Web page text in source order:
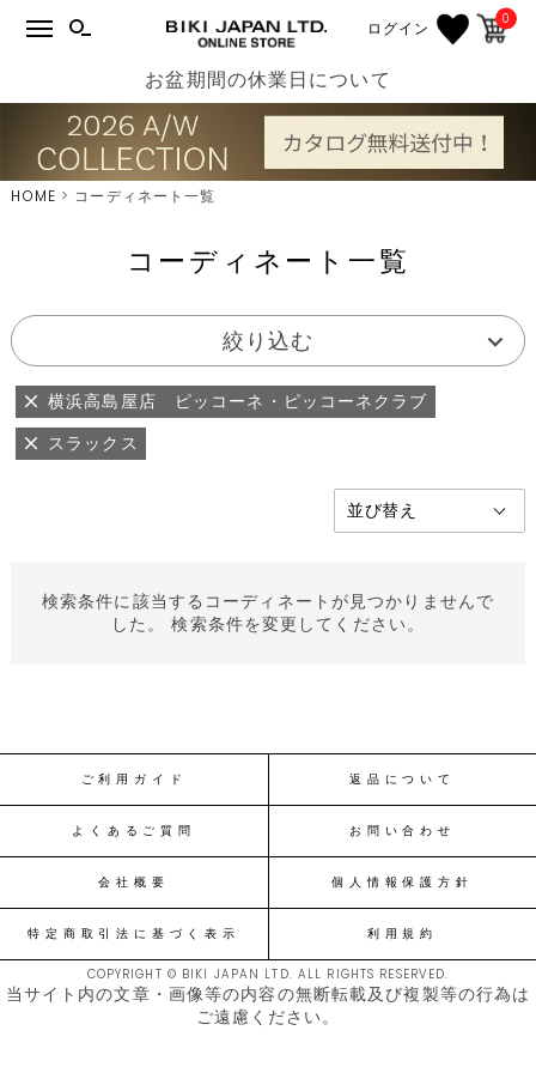
ログイン 0
お盆期間の休業日について
HOME コーディネート一覧
コーディネート一覧
絞り込む
横浜高島屋店 ピッコーネ・ピッコーネクラブ
スラックス
検索条件に該当するコーディネートが見つかりませんで
した。 検索条件を変更してください。
ご利用ガイド 返品について
よくあるご質問 お問い合わせ
会社概要 個人情報保護方針
特定商取引法に基づく表示 利用規約
COPYRIGHT © BIKI JAPAN LTD. ALL RIGHTS RESERVED.
当サイト内の文章・画像等の内容の無断転載及び複製等の行為は
ご遠慮ください。